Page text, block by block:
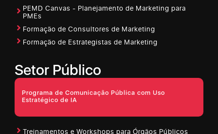
PEMD Canvas - Planejamento de Marketing para
PMEs
Formação de Consultores de Marketing
Formação de Estrategistas de Marketing
Setor Público
Programa de Comunicação Pública com Uso
Estratégico de IA
Treinamentos e Workshops para Órgãos Públicos